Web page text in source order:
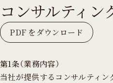
コンサルティン
PDF をダウンロード
第1条（業務内容）
当社が提供する コンサルティン